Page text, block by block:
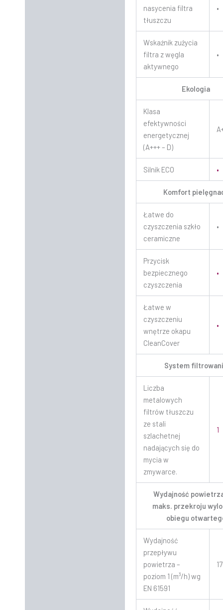
nasycenia filtra
tłuszczu
•
Wskaźnik zużycia
filtra z węgla
aktywnego
•
Ekologia
Klasa
efektywności
energetycznej
(A+++ – D)
Silnik ECO •
Komfort
Łatwe do
czyszczenia szkło
ceramiczne
•
Przycisk
bezpiecznego
czyszczenia
•
Łatwe w
czyszczeniu
wnętrze okapu
CleanCover
•
System
Liczba
metalowych
filtrów tłuszczu
ze stali
szlachetnej
nadających się do
mycia w
zmywarce.
1
Wydajność
maks. przekroju
obiegu
Wydajność
przepływu
powietrza –
poziom 1 (m³/h) wg
EN 61591